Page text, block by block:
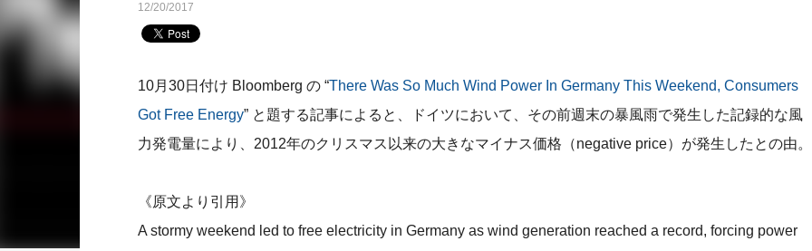
12/20/2017
10月30日付け Bloomberg の “There Was So Much Wind Power In Germany This Weekend, Consumers
Got Free Energy” と題する記事によると、ドイツにおいて、その前週末の暴風雨で発生した記録的な風
力発電量により、2012年のクリスマス以来の大きなマイナス価格（negative price）が発生したとの由。
《原文より引用》
A stormy weekend led to free electricity in Germany as wind generation reached a record, forcing power